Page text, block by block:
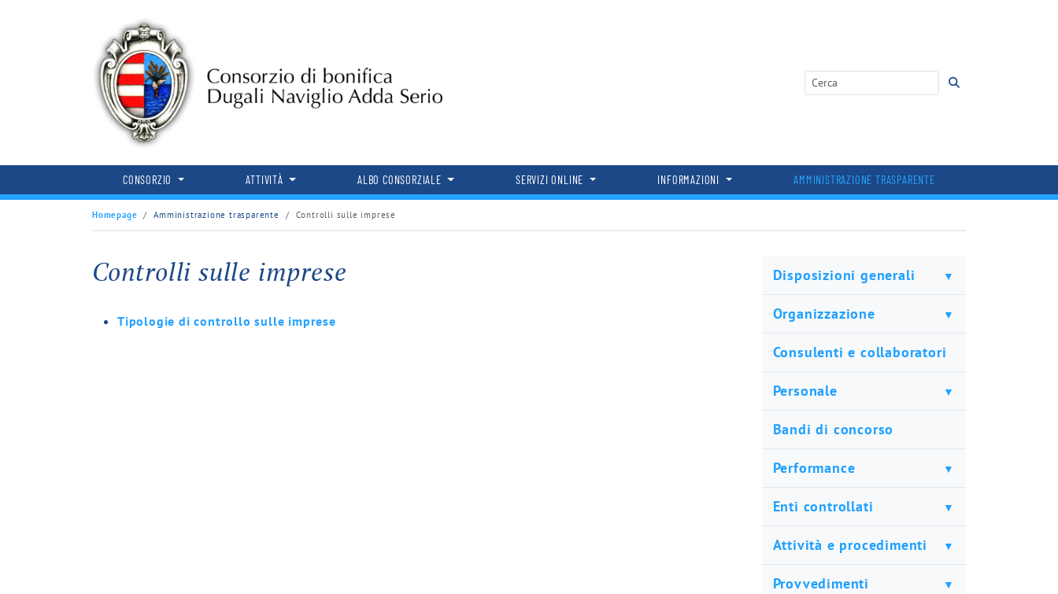
CONSORZIO ATTIVITÀ ALBO CONSORZIALE SERVIZI ONLINE INFORMAZIONI AMMINISTRAZIONE TRASPARENTE
Homepage Amministrazione trasparente Controlli sulle imprese
Disposizioni generali
Organizzazione
Consulenti e collaboratori
Personale
Bandi di concorso
Performance
Enti controllati
Attività e procedimenti
Provvedimenti
Controlli sulle imprese
Tipologie di controllo sulle imprese